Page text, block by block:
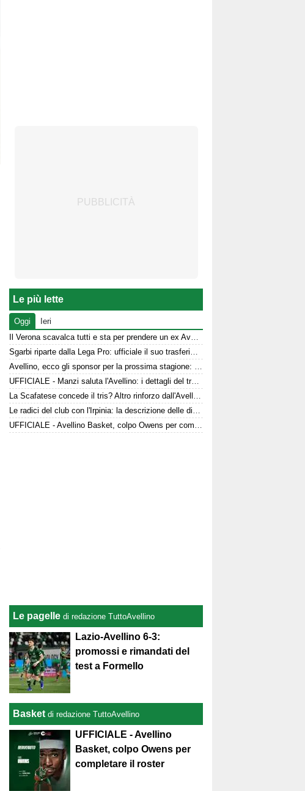
Le più lette
Oggi
Ieri
Il Verona scavalca tutti e sta per prendere un ex Avellino
Sgarbi riparte dalla Lega Pro: ufficiale il suo trasferimento
Avellino, ecco gli sponsor per la prossima stagione: le dichiarazioni
UFFICIALE - Manzi saluta l'Avellino: i dettagli del trasferimento
La Scafatese concede il tris? Altro rinforzo dall'Avellino
Le radici del club con l'Irpinia: la descrizione delle divise da gioco
UFFICIALE - Avellino Basket, colpo Owens per completare il roster
Le pagelle di redazione TuttoAvellino
Lazio-Avellino 6-3:
promossi e rimandati del
test a Formello
Basket di redazione TuttoAvellino
UFFICIALE - Avellino
Basket, colpo Owens per
completare il roster